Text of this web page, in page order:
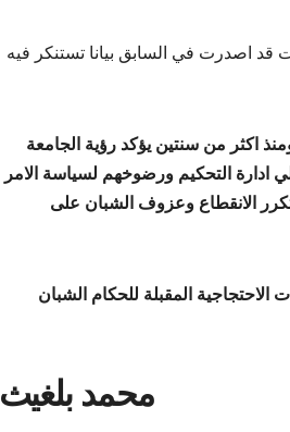
قد اصدرت في السابق بيانا تستنكر فيه
اكثر من سنتين يؤكد رؤية الجامعة
ادارة التحكيم ورضوخهم لسياسة الامر
تكرر الانقطاع وعزوف الشبان على
الاحتجاجية المقبلة للحكام الشبان
محمد بلغيث